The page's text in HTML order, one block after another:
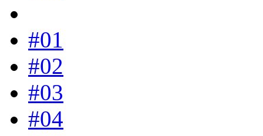
#01
#02
#03
#04